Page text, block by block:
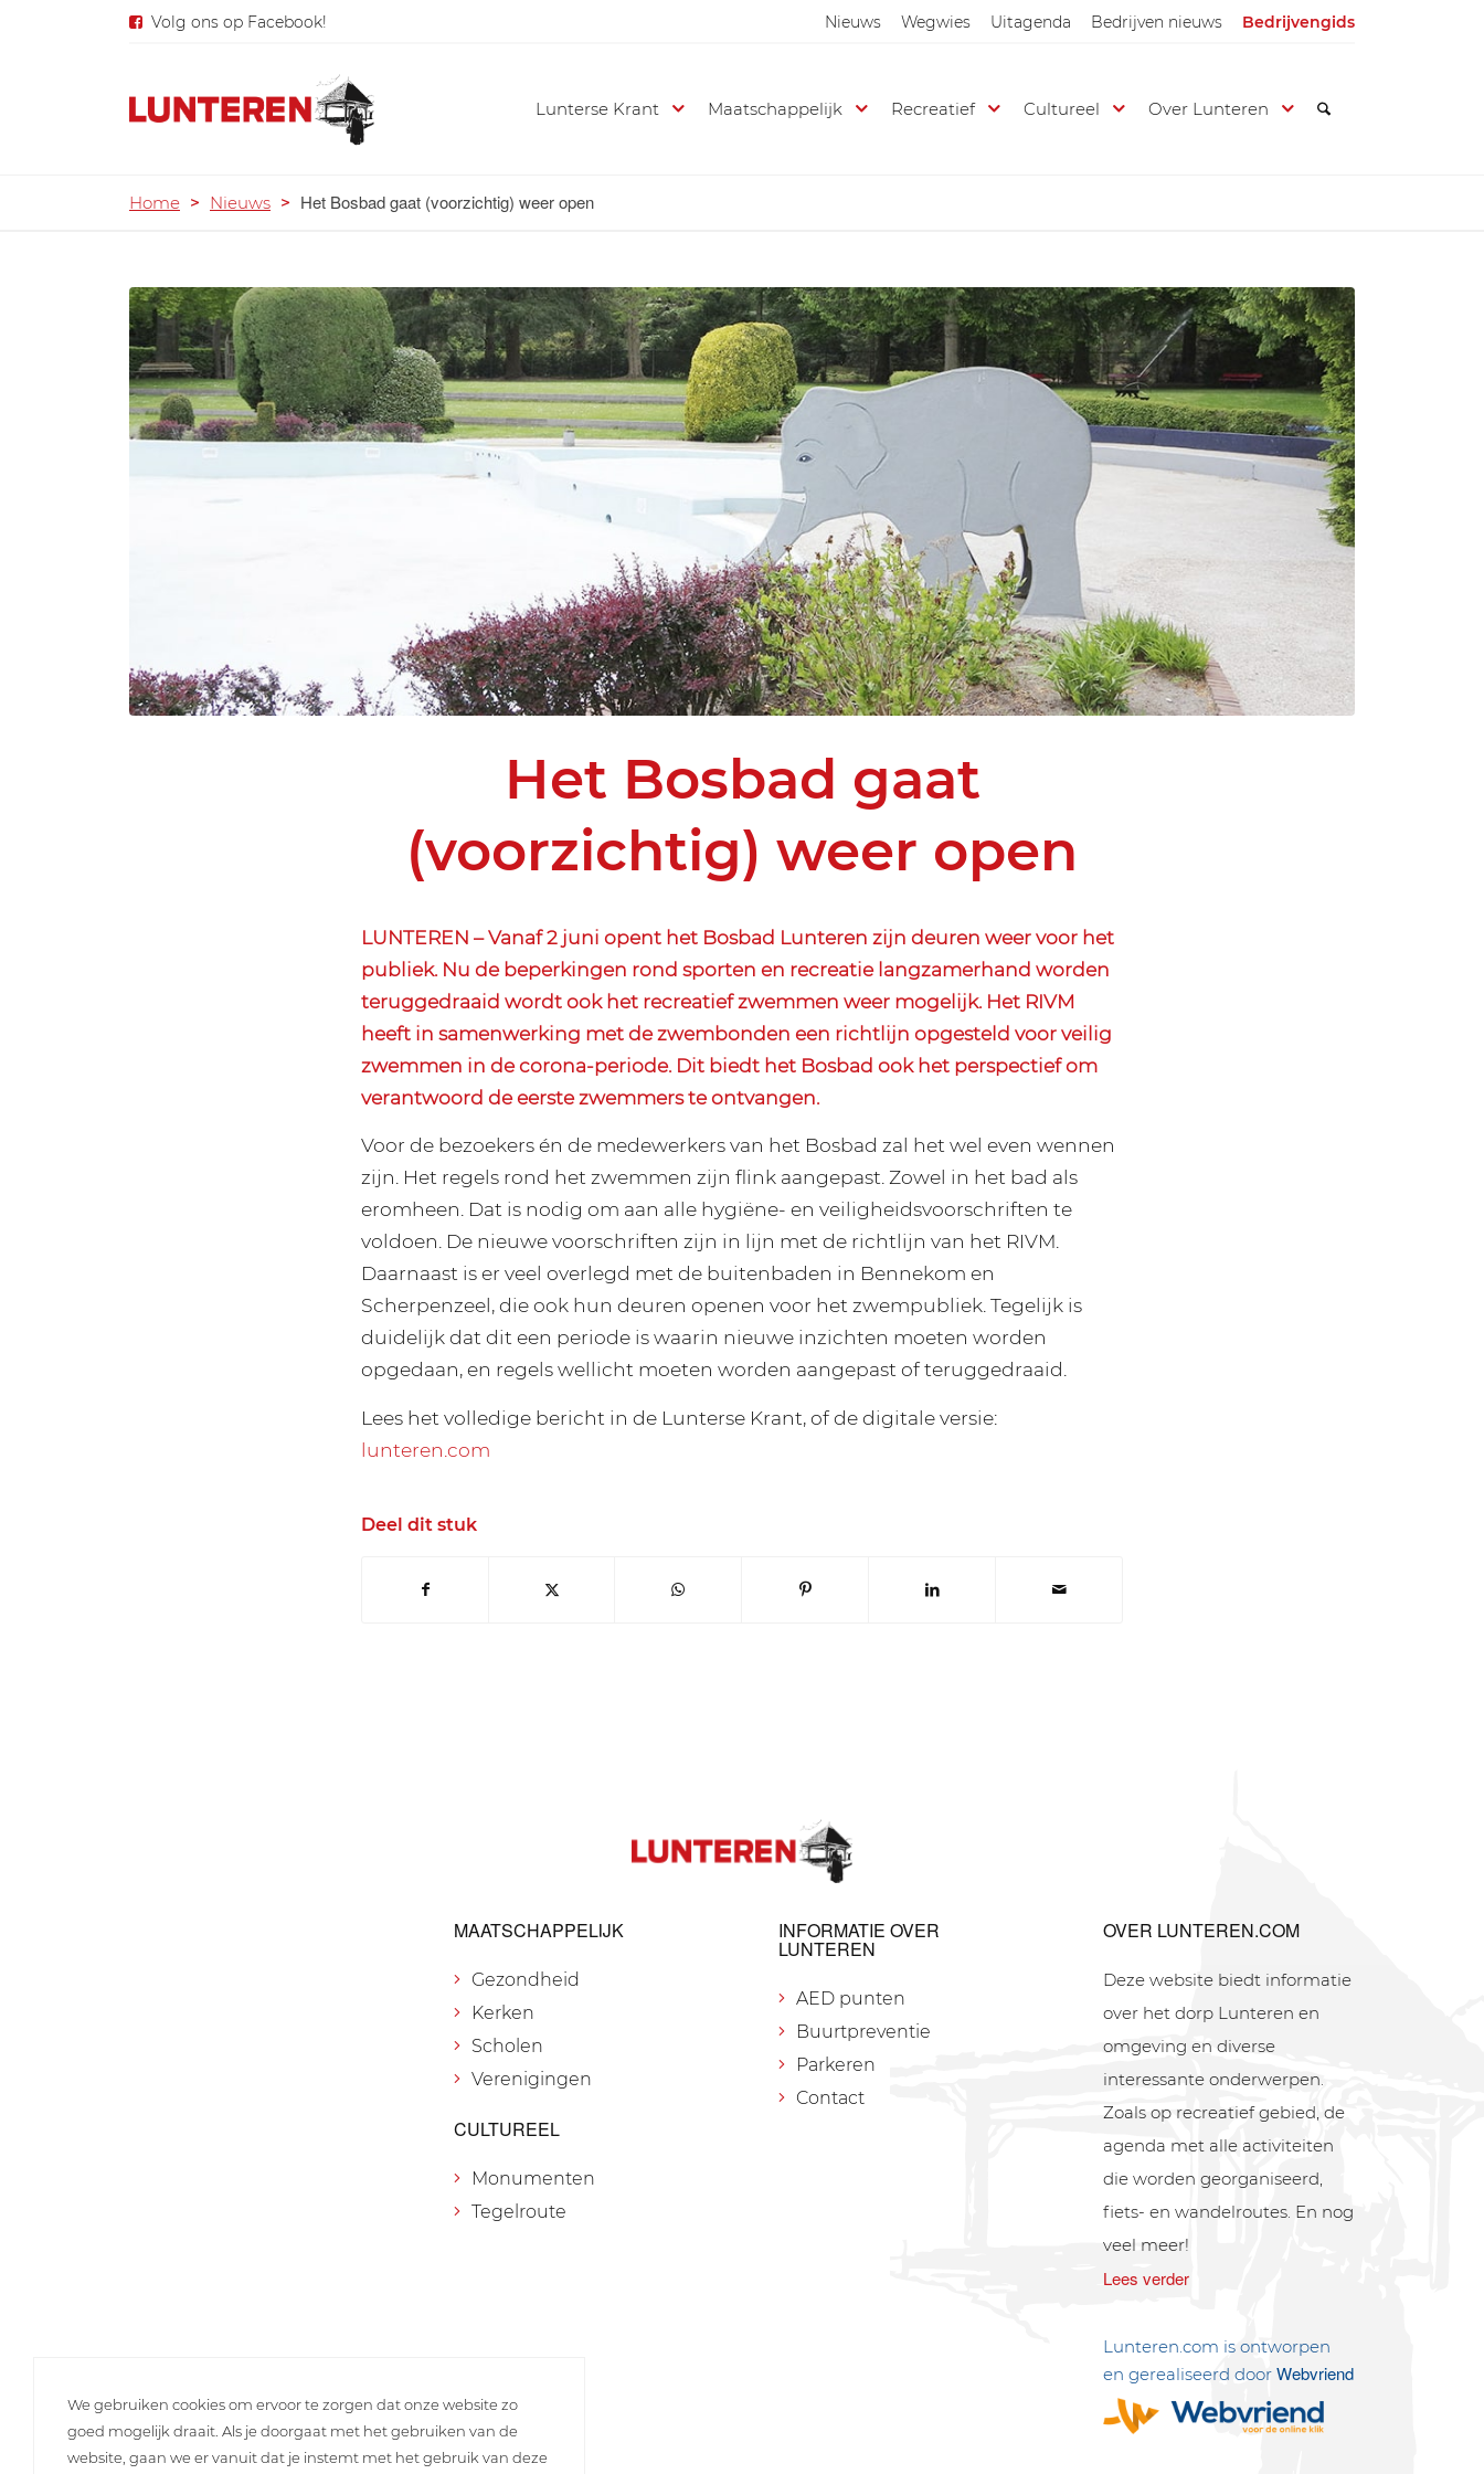
Nieuws Wegwies Uitagenda Bedrijven nieuws Bedrijvengids
Volg ons op Facebook!
Lunterse Krant Maatschappelijk Recreatief Cultureel Over Lunteren
Home > Nieuws > Het Bosbad gaat (voorzichtig) weer open
Het Bosbad gaat
(voorzichtig) weer open
LUNTEREN – Vanaf 2 juni opent het Bosbad Lunteren zijn deuren weer voor het
publiek. Nu de beperkingen rond sporten en recreatie langzamerhand worden
teruggedraaid wordt ook het recreatief zwemmen weer mogelijk. Het RIVM
heeft in samenwerking met de zwembonden een richtlijn opgesteld voor veilig
zwemmen in de corona-periode. Dit biedt het Bosbad ook het perspectief om
verantwoord de eerste zwemmers te ontvangen.
Voor de bezoekers én de medewerkers van het Bosbad zal het wel even wennen
zijn. Het regels rond het zwemmen zijn flink aangepast. Zowel in het bad als
eromheen. Dat is nodig om aan alle hygiëne- en veiligheidsvoorschriften te
voldoen. De nieuwe voorschriften zijn in lijn met de richtlijn van het RIVM.
Daarnaast is er veel overlegd met de buitenbaden in Bennekom en
Scherpenzeel, die ook hun deuren openen voor het zwempubliek. Tegelijk is
duidelijk dat dit een periode is waarin nieuwe inzichten moeten worden
opgedaan, en regels wellicht moeten worden aangepast of teruggedraaid.
Lees het volledige bericht in de Lunterse Krant, of de digitale versie:
lunteren.com
Deel dit stuk
MAATSCHAPPELIJK
Gezondheid
Kerken
Scholen
Verenigingen
CULTUREEL
Monumenten
Tegelroute
INFORMATIE OVER
LUNTEREN
AED punten
Buurtpreventie
Parkeren
Contact
OVER LUNTEREN.COM
Deze website biedt informatie
over het dorp Lunteren en
omgeving en diverse
interessante onderwerpen.
Zoals op recreatief gebied, de
agenda met alle activiteiten
die worden georganiseerd,
fiets- en wandelroutes. En nog
veel meer!
Lees verder
Lunteren.com is ontworpen
en gerealiseerd doorWebvriend
We gebruiken cookies om ervoor te zorgen dat onze website zo
goed mogelijk draait. Als je doorgaat met het gebruiken van de
website, gaan we er vanuit dat je instemt met het gebruik van deze